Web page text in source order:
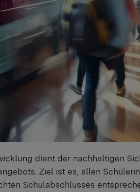
dient der nachhaltigen
Ziel ist es, allen
Schulabschlusses